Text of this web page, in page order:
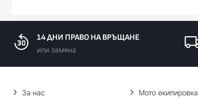
14 ДНИ ПРАВО НА ВРЪЩАНЕ
или замяна
За нас Мото екипировка